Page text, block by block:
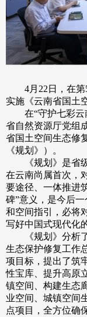
4月22日，在
实施《云南省国土
在“守护七彩云
省自然资源厅党组
省国土空间生态修
《规划》）。
《规划》是
在云南尚属首次，
要途径、一体推进
碑”意义，是今后
和空间指引，必将
写好中国式现代化
《规划》分
生态保护修复工作
项目标，提出了筑
性宝库、提升高原
镇空间、构建生态
业空间、城镇空间
点项目，全方位确